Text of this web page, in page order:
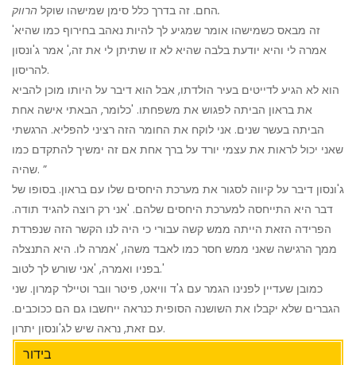
החם. זה בדרך כלל סימן שמישהו שוקלהרווק.
'זה מבאס כשמישהו אומר שמגיע לך להיות נאהב בחירוף כמו שהיא
אמרה לי והיא יודעת בלבה שהיא לא זו שתיתן לי את זה,' אמר ג'ונסון
להריסון.
הוא לא הגיע לדייטים בעיר הולדתו, אבל הוא דיבר על היותו מוכן להביא
את בראון הביתה לפגוש את משפחתו. 'כלומר, הבאתי אישה אחת
הביתה בעשר שנים. אני לוקח את החומר הזה רציני להפליא. הרגשתי
שאני יכול לראות את עצמי יורד על ברך אחת אם זה ימשיך להתקדם כמו
שהיה. ”
ג'ונסון דיבר על קיווה לסגור את מערכת היחסים שלו עם בראון. בסופו של
דבר היא התייחסה למערכת היחסים שלהם. 'אני רק רוצה להגיד תודה.
הפרידה הזאת הייתה ממש קשה עבורי כי היה לנו הקשר הזה שנפרדת
ממך הרגישה שאני ממש חסר כמו לאבד משהו, 'אמרה לו. היא התנצלה
בפניו ואמרה, 'אני שורש לך לטוב.'
כמובן שעדיין לפנינו הגמר עם ג'ד וויאט, פיטר וובר וטיילר קמרון. שני
הגברים שלא יקבלו את השושנה הסופית כנראה ייחשבו גם הם ככוכבים.
עם זאת, נראה שיש לג'ונסון יתרון.
בידור